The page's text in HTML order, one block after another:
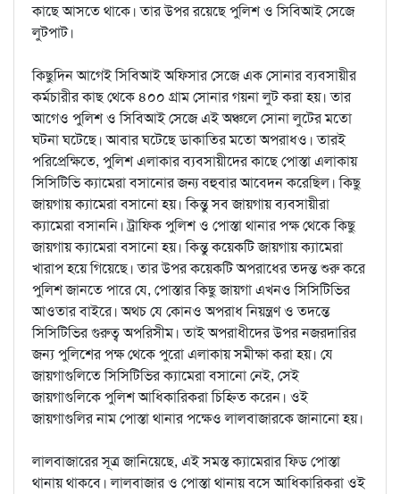
কাছে আসতে থাকে। তার উপর রয়েছে পুলিশ ও সিবিআই সেজে
লুটপাট।
কিছুদিন আগেই সিবিআই অফিসার সেজে এক সোনার ব্যবসায়ীর
কর্মচারীর কাছ থেকে ৪০০ গ্রাম সোনার গয়না লুট করা হয়। তার
আগেও পুলিশ ও সিবিআই সেজে এই অঞ্চলে সোনা লুটের মতো
ঘটনা ঘটেছে। আবার ঘটেছে ডাকাতির মতো অপরাধও। তারই
পরিপ্রেক্ষিতে, পুলিশ এলাকার ব্যবসায়ীদের কাছে পোস্তা এলাকায়
সিসিটিভি ক্যামেরা বসানোর জন্য বহুবার আবেদন করেছিল। কিছু
জায়গায় ক‌্যামেরা বসানো হয়। কিন্তু সব জায়গায় ব‌্যবসায়ীরা
ক‌্যামেরা বসাননি। ট্রাফিক পুলিশ ও পোস্তা থানার পক্ষ থেকে কিছু
জায়গায় ক‌্যামেরা বসানো হয়। কিন্তু কয়েকটি জায়গায় ক‌্যামেরা
খারাপ হয়ে গিয়েছে। তার উপর কয়েকটি অপরাধের তদন্ত শুরু করে
পুলিশ জানতে পারে যে, পোস্তার কিছু জায়গা এখনও সিসিটিভির
আওতার বাইরে। অথচ যে কোনও অপরাধ নিয়ন্ত্রণ ও তদন্তে
সিসিটিভির গুরুত্ব অপরিসীম। তাই অপরাধীদের উপর নজরদারির
জন‌্য পুলিশের পক্ষ থেকে পুরো এলাকায় সমীক্ষা করা হয়। যে
জায়গাগুলিতে সিসিটিভির ক‌্যামেরা বসানো নেই, সেই
জায়গাগুলিকে পুলিশ আধিকারিকরা চিহ্নিত করেন। ওই
জায়গাগুলির নাম পোস্তা থানার পক্ষেও লালবাজারকে জানানো হয়।
লালবাজারের সূত্র জানিয়েছে, এই সমস্ত ক্যামেরার ফিড পোস্তা
থানায় থাকবে। লালবাজার ও পোস্তা থানায় বসে আধিকারিকরা ওই